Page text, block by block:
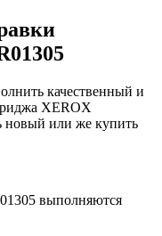
качественный и
XEROX
новый или же купить
выполняются